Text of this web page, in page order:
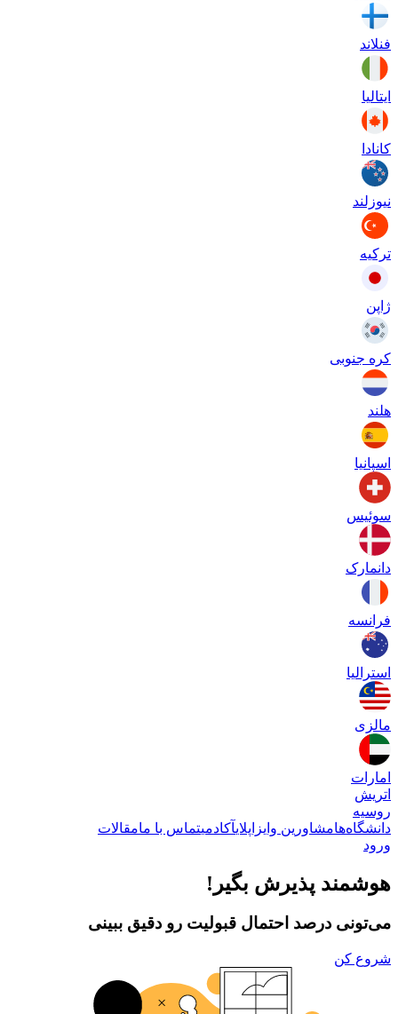
فنلاند
ایتالیا
کانادا
نیوزلند
ترکیه
ژاپن
کره جنوبی
هلند
اسپانیا
سوئیس
دانمارک
فرانسه
استرالیا
مالزی
امارات
اتریش
روسیه
دانشگاه‌هامشاورین وایزاپلایآکادمیتماس با مامقالات
ورود
هوشمند پذیرش بگیر!
می‌تونی درصد احتمال قبولیت رو دقیق ببینی
شروع کن